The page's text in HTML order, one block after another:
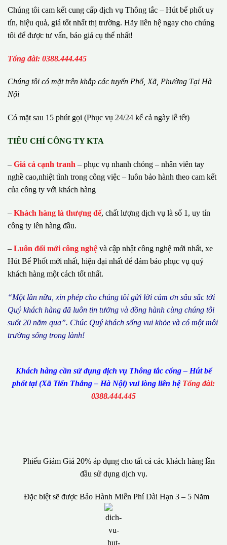
Chúng tôi cam kết cung cấp dịch vụ Thông tắc – Hút bể phốt uy
tín, hiệu quả, giá tốt nhất thị trường. Hãy liên hệ ngay cho chúng
tôi để được tư vấn, báo giá cụ thể nhất!
Tổng đài: 0388.444.445
Chúng tôi có mặt trên khắp các tuyến Phố, Xã, Phường Tại Hà
Nội
Có mặt sau 15 phút gọi (Phục vụ 24/24 kể cả ngày lễ tết)
TIÊU CHÍ CÔNG TY KTA
– Giá cả cạnh tranh – phục vụ nhanh chóng – nhân viên tay
nghề cao,nhiệt tình trong công việc – luôn bảo hành theo cam kết
của công ty với khách hàng
– Khách hàng là thượng đế, chất lượng dịch vụ là số 1, uy tín
công ty lên hàng đầu.
– Luôn đổi mới công nghệ và cập nhật công nghệ mới nhất, xe
Hút Bể Phốt mới nhất, hiện đại nhất để đảm bảo phục vụ quý
khách hàng một cách tốt nhất.
“Một lần nữa, xin phép cho chúng tôi gửi lời cảm ơn sâu sắc tới
Quý khách hàng đã luôn tin tưởng và đồng hành cùng chúng tôi
suốt 20 năm qua”. Chúc Quý khách sống vui khỏe và có một môi
trường sống trong lành!
Khách hàng cần sử dụng dịch vụ Thông tắc cống – Hút bể
phốt tại (Xã Tiến Thắng – Hà Nội) vui lòng liên hệ Tổng đài:
0388.444.445
đầu sử dụng dịch vụ.